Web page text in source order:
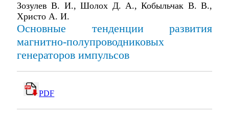
Зозулев В. И., Шолох Д. А., Кобыльчак В. В.,
Христо А. И.
Основные тенденции развития
магнитно-полупроводниковых
генераторов импульсов
PDF